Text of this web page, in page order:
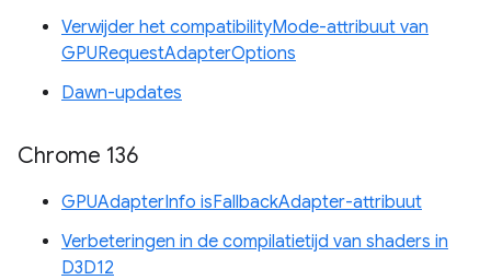
Verwijder het compatibilityMode-attribuut van
GPURequestAdapterOptions
Dawn-updates
Chrome 136
GPUAdapterInfo isFallbackAdapter-attribuut
Verbeteringen in de compilatietijd van shaders in
D3D12